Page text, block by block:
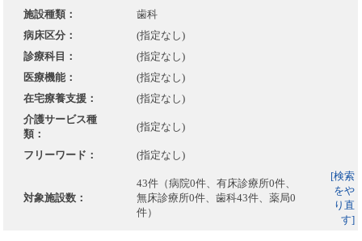
施設種類：
歯科
病床区分：
(指定なし)
診療科目：
(指定なし)
医療機能：
(指定なし)
在宅療養支援：
(指定なし)
介護サービス種
類：
(指定なし)
フリーワード： (指定なし)
対象施設数：
43件（病院0件、有床診療所0件、
無床診療所0件、歯科43件、薬局0
件）
[検索
をや
り直
す]